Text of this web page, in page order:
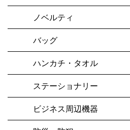
ノベルティ
バッグ
ハンカチ・タオル
ステーショナリー
ビジネス周辺機器